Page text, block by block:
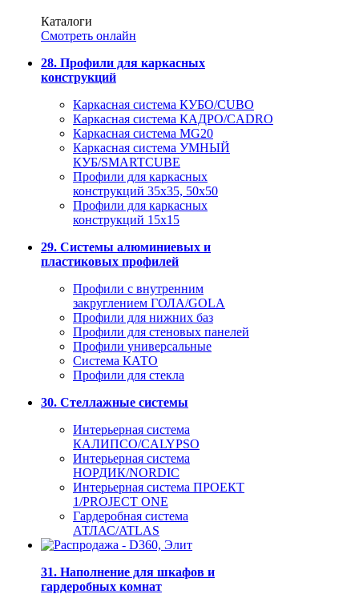
Каталоги
Смотреть онлайн
28. Профили для каркасных
конструкций
Каркасная система КУБО/CUBO
Каркасная система КАДРО/CADRO
Каркасная система MG20
Каркасная система УМНЫЙ
КУБ/SMARTCUBE
Профили для каркасных
конструкций 35x35, 50x50
Профили для каркасных
конструкций 15х15
29. Системы алюминиевых и
пластиковых профилей
Профили с внутренним
закруглением ГОЛА/GOLA
Профили для нижних баз
Профили для стеновых панелей
Профили универсальные
Система КАТО
Профили для стекла
30. Стеллажные системы
Интерьерная система
КАЛИПСО/CALYPSO
Интерьерная система
НОРДИК/NORDIC
Интерьерная система ПРОЕКТ
1/PROJECT ONE
Гардеробная система
АТЛАС/ATLAS
31. Наполнение для шкафов и
гардеробных комнат